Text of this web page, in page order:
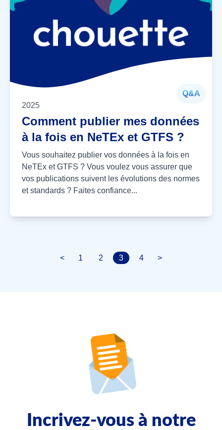
Q&A
2025
Comment publier mes données
à la fois en NeTEx et GTFS ?
Vous souhaitez publier vos données à la fois en
NeTEx et GTFS ? Vous voulez vous assurer que
vos publications suivent les évolutions des normes
et standards ? Faites confiance...
< 1 2 3 4 >
Incrivez-vous à notre